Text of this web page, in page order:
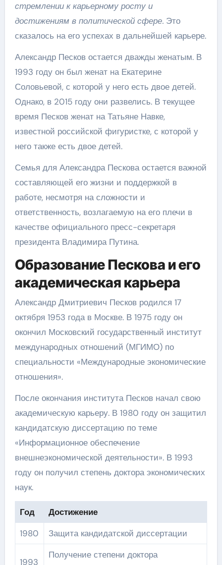
стремлении к карьерному росту и
достижениям в политической сфере.Это
сказалось на его успехах в дальнейшей карьере.
Александр Песков остается дважды женатым. В
1993 году он был женат на Екатерине
Соловьевой, с которой у него есть двое детей.
Однако, в 2015 году они развелись. В текущее
время Песков женат на Татьяне Навке,
известной российской фигуристке, с которой у
него также есть двое детей.
Семья для Александра Пескова остается важной
составляющей его жизни и поддержкой в
работе, несмотря на сложности и
ответственность, возлагаемую на его плечи в
качестве официального пресс-секретаря
президента Владимира Путина.
Образование Пескова и его
академическая карьера
Александр Дмитриевич Песков родился 17
октября 1953 года в Москве. В 1975 году он
окончил Московский государственный институт
международных отношений (МГИМО) по
специальности «Международные экономические
отношения».
После окончания института Песков начал свою
академическую карьеру. В 1980 году он защитил
кандидатскую диссертацию по теме
«Информационное обеспечение
внешнеэкономической деятельности». В 1993
году он получил степень доктора экономических
наук.
Год
Достижение
1980
Защита кандидатской диссертации
1993
Получение степени доктора